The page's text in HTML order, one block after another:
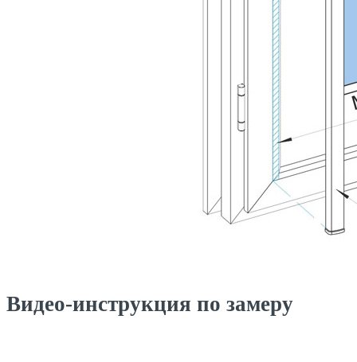
Видео-инструкция по замеру